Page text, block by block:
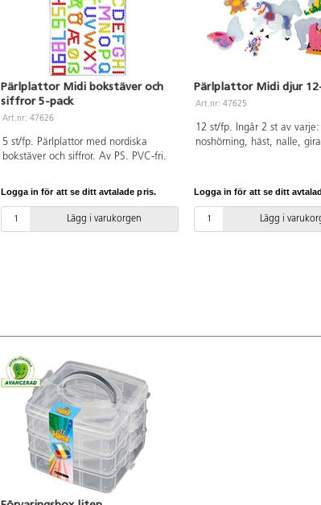
Pärlplattor Midi bokstäver och
siffror 5-pack
Art.nr: 47626
5 st/fp. Pärlplattor med nordiska
bokstäver och siffror. Av PS. PVC-fri.
Logga in för att se ditt avtalade pris.
Lägg i varukorgen
Pärlplattor Midi djur
Art.nr: 47625
12 st/fp. Ingår 2 st av varje:
noshörning, häst, nalle,
Logga in för att se ditt
Lägg i